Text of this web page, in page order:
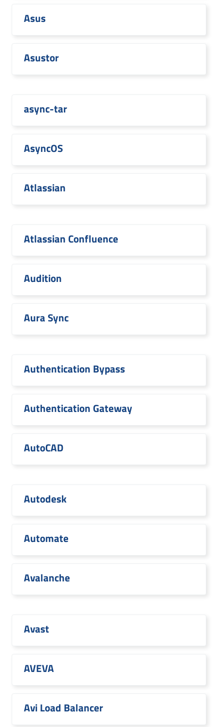
Asus
Asustor
async-tar
AsyncOS
Atlassian
Atlassian Confluence
Audition
Aura Sync
Authentication Bypass
Authentication Gateway
AutoCAD
Autodesk
Automate
Avalanche
Avast
AVEVA
Avi Load Balancer